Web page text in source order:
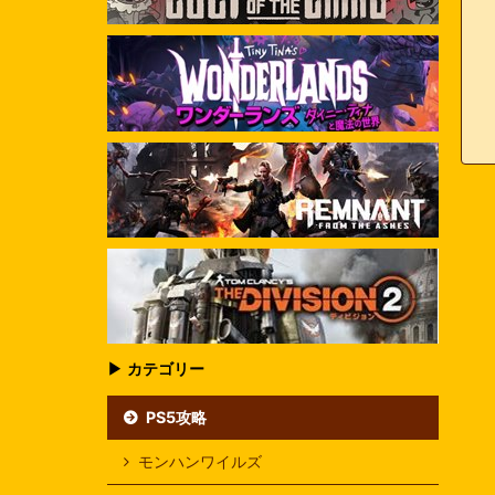
▶ カテゴリー
PS5攻略
モンハンワイルズ